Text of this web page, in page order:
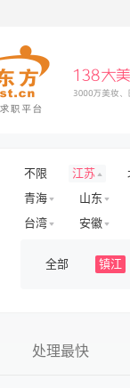
不限 江苏
青海
山东
台湾
安徽
全部 镇江
处理最快